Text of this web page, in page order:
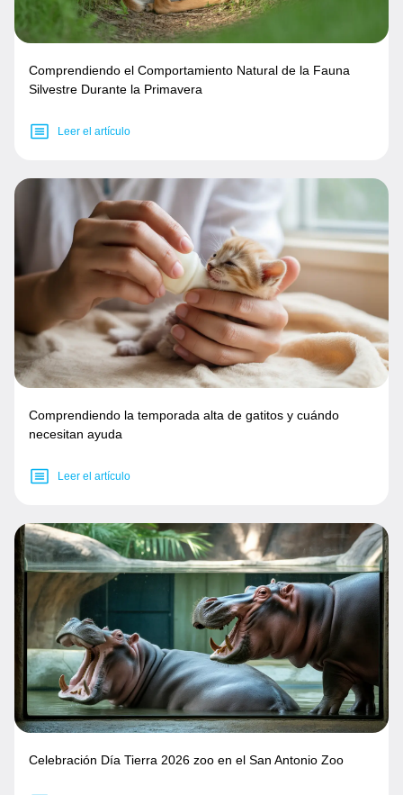
Comprendiendo el Comportamiento Natural de la Fauna
Silvestre Durante la Primavera
Leer el artículo
Comprendiendo la temporada alta de gatitos y cuándo
necesitan ayuda
Leer el artículo
Celebración Día Tierra 2026 zoo en el San Antonio Zoo